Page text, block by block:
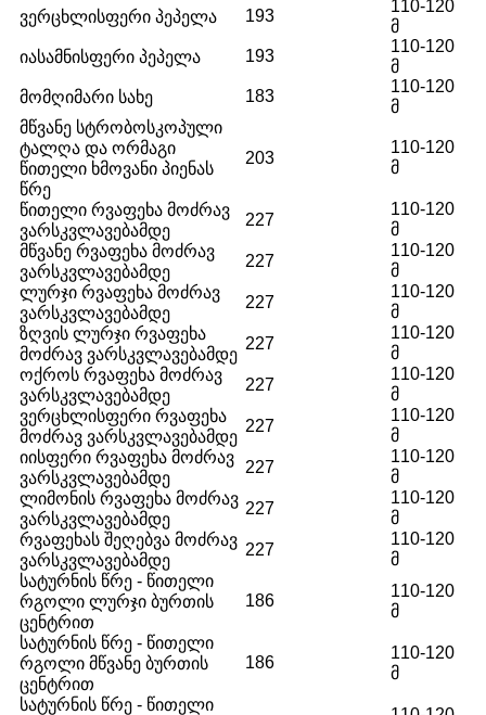
ვერცხლისფერი პეპელა
193
110-120
მ
იასამნისფერი პეპელა
193
110-120
მ
მომღიმარი სახე
183
110-120
მ
მწვანე სტრობოსკოპული
ტალღა და ორმაგი
წითელი ხმოვანი პიენას
წრე
203
110-120
მ
წითელი რვაფეხა მოძრავ
ვარსკვლავებამდე
227
110-120
მ
მწვანე რვაფეხა მოძრავ
ვარსკვლავებამდე
227
110-120
მ
ლურჯი რვაფეხა მოძრავ
ვარსკვლავებამდე
227
110-120
მ
ზღვის ლურჯი რვაფეხა
მოძრავ ვარსკვლავებამდე
227
110-120
მ
ოქროს რვაფეხა მოძრავ
ვარსკვლავებამდე
227
110-120
მ
ვერცხლისფერი რვაფეხა
მოძრავ ვარსკვლავებამდე
227
110-120
მ
იისფერი რვაფეხა მოძრავ
ვარსკვლავებამდე
227
110-120
მ
ლიმონის რვაფეხა მოძრავ
ვარსკვლავებამდე
227
110-120
მ
რვაფეხას შეღებვა მოძრავ
ვარსკვლავებამდე
227
110-120
მ
სატურნის წრე - წითელი
რგოლი ლურჯი ბურთის
ცენტრით
186
110-120
მ
სატურნის წრე - წითელი
რგოლი მწვანე ბურთის
ცენტრით
186
110-120
მ
სატურნის წრე - წითელი